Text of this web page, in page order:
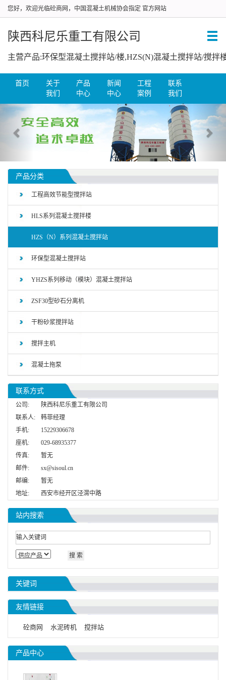
您好，欢迎光临砼商网，中国混凝土机械协会指定 官方网站
陕西科尼乐重工有限公司
首页
关于
我们
产品
中心
新闻
中心
工程
案例
联系
我们
产品分类
工程高效节能型搅拌站
HLS系列混凝土搅拌楼
HZS（N）系列混凝土搅拌站
环保型混凝土搅拌站
YHZS系列移动（模块）混凝土搅拌站
ZSF30型砂石分离机
干粉砂浆搅拌站
搅拌主机
混凝土拖泵
联系方式
公司:
陕西科尼乐重工有限公司
联系人:
韩菲经理
手机:
15229306678
座机:
029-68935377
传真:
暂无
邮件:
sx@sisoul.cn
邮编:
暂无
地址:
西安市经开区泾渭中路
站内搜索
关键词
友情链接
砼商网 水泥砖机 搅拌站
产品中心